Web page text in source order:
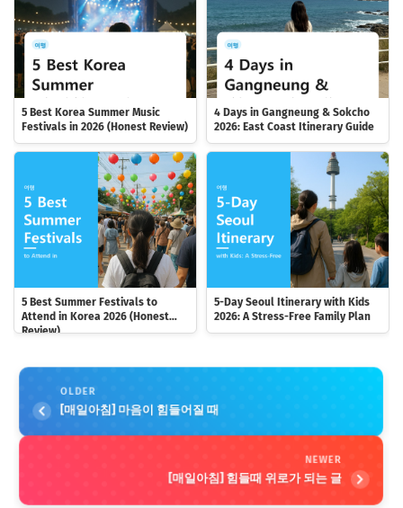
5 Best Korea Summer Music
Festivals in 2026 (Honest Review)
4 Days in Gangneung & Sokcho
2026: East Coast Itinerary Guide
5 Best Summer Festivals to
Attend in Korea 2026 (Honest
Review)
5-Day Seoul Itinerary with Kids
2026: A Stress-Free Family Plan
OLDER
[매일아침] 마음이 힘들어질 때
NEWER
[매일아침] 힘들때 위로가 되는 글